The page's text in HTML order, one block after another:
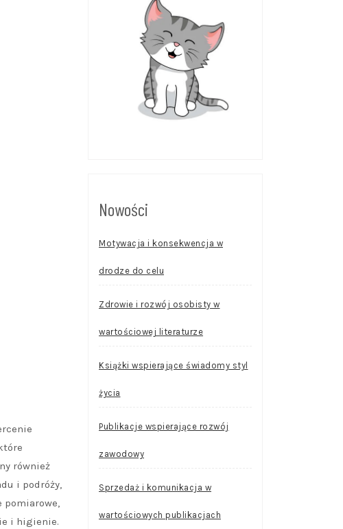
również
i podróży,
pomiarowe,
i higienie.
Nowości
Motywacja i konsekwencja w
drodze do celu
Zdrowie i rozwój osobisty w
wartościowej literaturze
Książki wspierające świadomy styl
życia
Publikacje wspierające rozwój
zawodowy
Sprzedaż i komunikacja w
wartościowych publikacjach